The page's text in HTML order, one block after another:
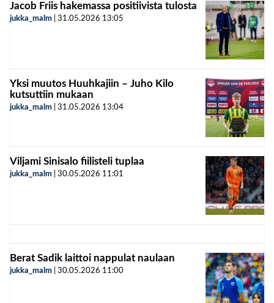
Jacob Friis hakemassa positiivista tulosta
jukka_malm 31.05.2026 13:05
Yksi muutos Huuhkajiin – Juho Kilo
kutsuttiin mukaan
jukka_malm 31.05.2026 13:04
Viljami Sinisalo fiilisteli tuplaa
jukka_malm 30.05.2026 11:01
Berat Sadik laittoi nappulat naulaan
jukka_malm 30.05.2026 11:00